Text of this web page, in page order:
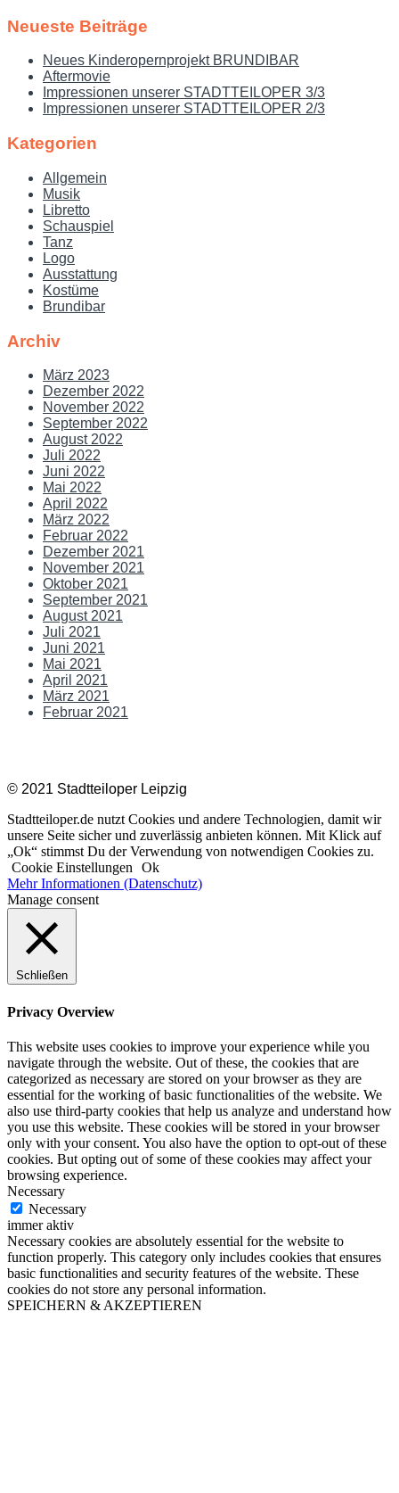
Neueste Beiträge
Neues Kinderopernprojekt BRUNDIBAR
Aftermovie
Impressionen unserer STADTTEILOPER 3/3
Impressionen unserer STADTTEILOPER 2/3
Kategorien
Allgemein
Musik
Libretto
Schauspiel
Tanz
Logo
Ausstattung
Kostüme
Brundibar
Archiv
März 2023
Dezember 2022
November 2022
September 2022
August 2022
Juli 2022
Juni 2022
Mai 2022
April 2022
März 2022
Februar 2022
Dezember 2021
November 2021
Oktober 2021
September 2021
August 2021
Juli 2021
Juni 2021
Mai 2021
April 2021
März 2021
Februar 2021
© 2021 Stadtteiloper Leipzig
Stadtteiloper.de nutzt Cookies und andere Technologien, damit wir
unsere Seite sicher und zuverlässig anbieten können. Mit Klick auf
„Ok“ stimmst Du der Verwendung von notwendigen Cookies zu.
Cookie Einstellungen
Ok
Mehr Informationen (Datenschutz)
Manage consent
Schließen
Privacy Overview
This website uses cookies to improve your experience while you
navigate through the website. Out of these, the cookies that are
categorized as necessary are stored on your browser as they are
essential for the working of basic functionalities of the website. We
also use third-party cookies that help us analyze and understand how
you use this website. These cookies will be stored in your browser
only with your consent. You also have the option to opt-out of these
cookies. But opting out of some of these cookies may affect your
browsing experience.
Necessary
Necessary
immer aktiv
Necessary cookies are absolutely essential for the website to
function properly. This category only includes cookies that ensures
basic functionalities and security features of the website. These
cookies do not store any personal information.
SPEICHERN & AKZEPTIEREN